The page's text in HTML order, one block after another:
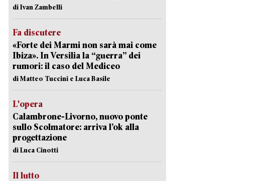
di Ivan Zambelli
Fa discutere
«Forte dei Marmi non sarà mai come
Ibiza». In Versilia la “guerra” dei
rumori: il caso del Mediceo
di Matteo Tuccini e Luca Basile
L'opera
Calambrone-Livorno, nuovo ponte
sullo Scolmatore: arriva l’ok alla
progettazione
di Luca Cinotti
Il lutto